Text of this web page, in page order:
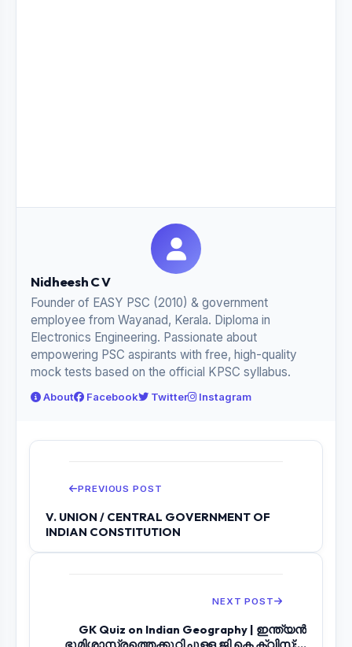
Nidheesh C V
Founder of EASY PSC (2010) & government
employee from Wayanad, Kerala. Diploma in
Electronics Engineering. Passionate about
empowering PSC aspirants with free, high-quality
mock tests based on the official KPSC syllabus.
About Facebook Twitter Instagram
PREVIOUS POST
V. UNION / CENTRAL GOVERNMENT OF
INDIAN CONSTITUTION
NEXT POST
GK Quiz on Indian Geography | ഇന്ത്യൻ